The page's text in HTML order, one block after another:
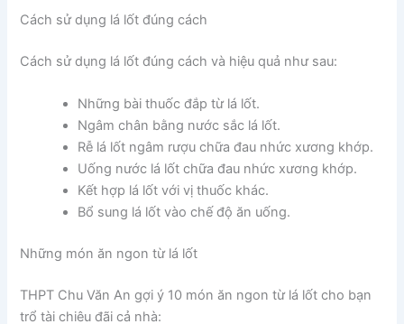
Cách sử dụng lá lốt đúng cách
Cách sử dụng lá lốt đúng cách và hiệu quả như sau:
Những bài thuốc đắp từ lá lốt.
Ngâm chân bằng nước sắc lá lốt.
Rễ lá lốt ngâm rượu chữa đau nhức xương khớp.
Uống nước lá lốt chữa đau nhức xương khớp.
Kết hợp lá lốt với vị thuốc khác.
Bổ sung lá lốt vào chế độ ăn uống.
Những món ăn ngon từ lá lốt
THPT Chu Văn An gợi ý 10 món ăn ngon từ lá lốt cho bạn
trổ tài chiêu đãi cả nhà: